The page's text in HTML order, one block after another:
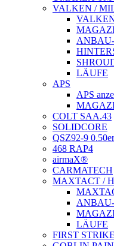
VALKEN /
LÄUFE
APS
APS
COLT SAA.43
SOLIDCORE
QSZ92-9
468 RAP4
airmaX®
CARMATECH
MAXTACT /
LÄUFE
FIRST